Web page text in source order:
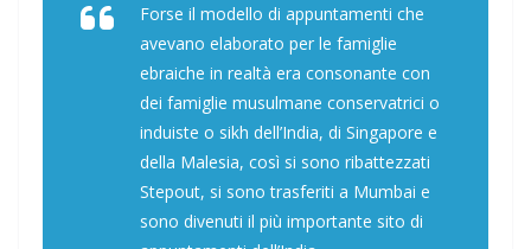
Forse il modello di appuntamenti che
avevano elaborato per le famiglie
ebraiche in realtà era consonante con
dei famiglie musulmane conservatrici o
induiste o sikh dell’India, di Singapore e
della Malesia, così si sono ribattezzati
Stepout, si sono trasferiti a Mumbai e
sono divenuti il più importante sito di